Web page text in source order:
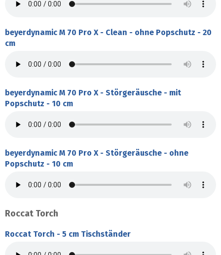
beyerdynamic M 70 Pro X - Clean - ohne Popschutz - 20
cm
beyerdynamic M 70 Pro X - Störgeräusche - mit
Popschutz - 10 cm
beyerdynamic M 70 Pro X - Störgeräusche - ohne
Popschutz - 10 cm
Roccat Torch
Roccat Torch - 5 cm Tischständer